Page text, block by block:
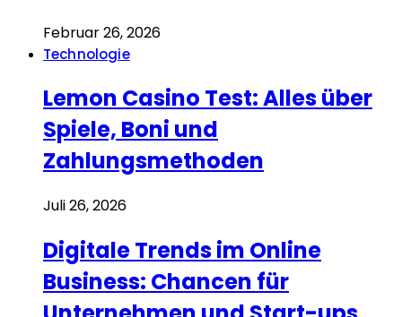
Februar 26, 2026
Technologie
Lemon Casino Test: Alles über
Spiele, Boni und
Zahlungsmethoden
Juli 26, 2026
Digitale Trends im Online
Business: Chancen für